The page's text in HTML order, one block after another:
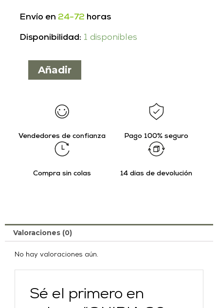
Envío en 24-72 horas
Disponibilidad: 1 disponibles
Añadir
Vendedores de confianza Pago 100% seguro
Compra sin colas 14 días de devolución
Valoraciones (0)
No hay valoraciones aún.
Sé el primero en